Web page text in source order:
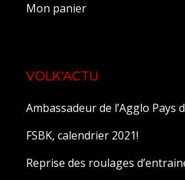
Mon panier
VOLK'ACTU
Ambassadeur de l’Agglo Pays
FSBK, calendrier 2021!
Reprise des roulages